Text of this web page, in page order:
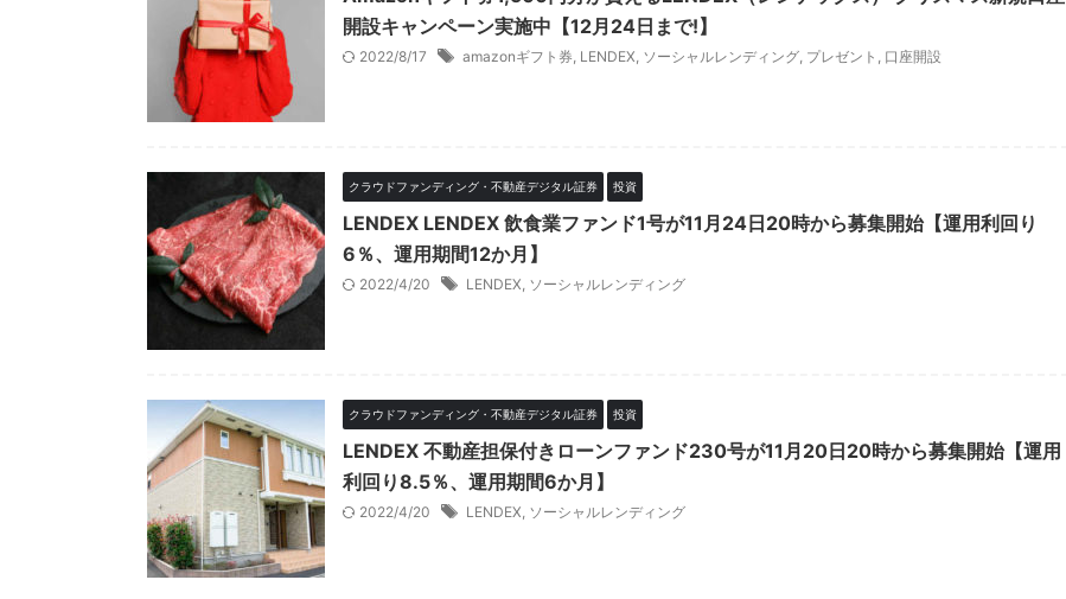
開設キャンペーン実施中【12月24日まで!】
2022/8/17 amazonギフト券, LENDEX, ソーシャルレンディング, プレゼント , 口座開設
クラウドファンディング・不動産デジタル証券 投資
LENDEX LENDEX 飲食業ファンド1号が11月24日20時から募集開始【運用利回り
6％、運用期間12か月】
2022/4/20 LENDEX, ソーシャルレンディング
クラウドファンディング・不動産デジタル証券 投資
LENDEX 不動産担保付きローンファンド230号が11月20日20時から募集開始【運用
利回り8.5％、運用期間6か月】
2022/4/20 LENDEX, ソーシャルレンディング